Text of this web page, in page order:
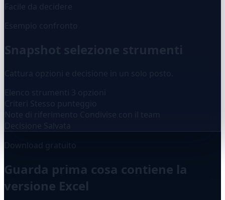
Facile da decidere
Esempio confronto
Snapshot selezione strumenti
Cattura opzioni e decisione in un solo posto.
Elenco strumenti
Decisione
Salvata
Download gratuito
Guarda prima cosa contiene la
versione Excel